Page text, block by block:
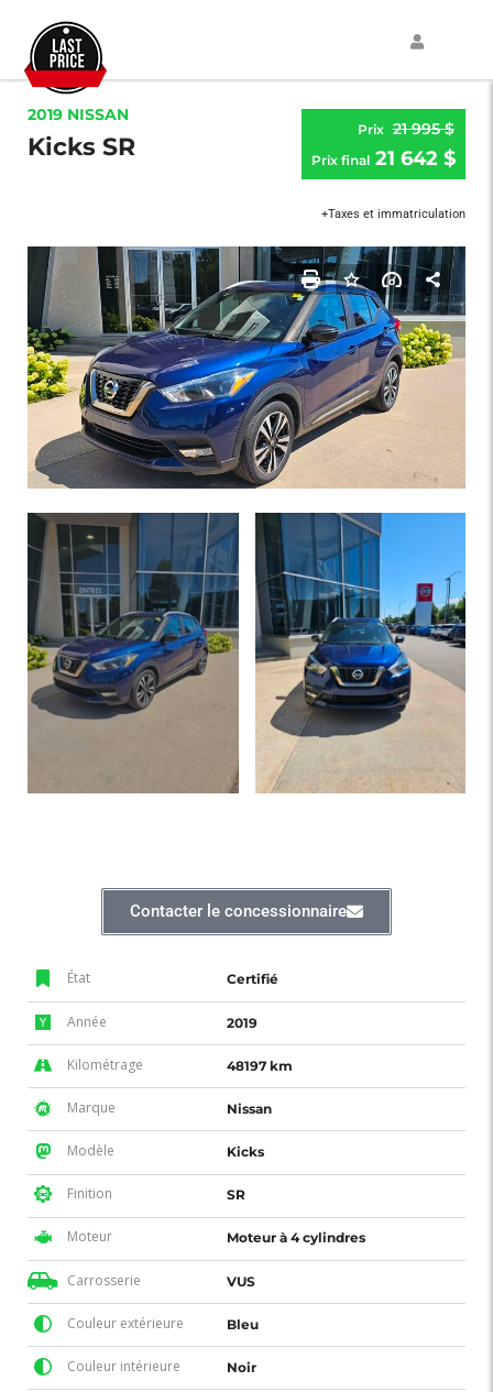
2019 NISSAN
Kicks SR
Prix 21 995 $
Prix ​​final 21 642 $
+Taxes et immatriculation
Contacter le concessionnaire
État Certifié
Année 2019
Kilométrage 48197 km
Marque Nissan
Modèle Kicks
Finition SR
Moteur Moteur à 4 cylindres
Carrosserie VUS
Couleur extérieure Bleu
Couleur intérieure Noir